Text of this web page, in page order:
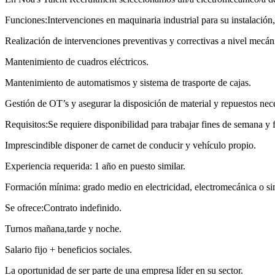
Funciones:Intervenciones en maquinaria industrial para su
Realización de intervenciones preventivas y correctivas a nivel
Mantenimiento de cuadros eléctricos.
Mantenimiento de automatismos y sistema de trasporte de cajas.
Gestión de OT’s y asegurar la disposición de material y repuestos
Requisitos:Se requiere disponibilidad para trabajar fines de semana y
Imprescindible disponer de carnet de conducir y vehículo propio.
Experiencia requerida: 1 año en puesto similar.
Formación mínima: grado medio en electricidad, electromecánica o
Se ofrece:Contrato indefinido.
Turnos mañana,tarde y noche.
Salario fijo + beneficios sociales.
La oportunidad de ser parte de una empresa líder en su sector.